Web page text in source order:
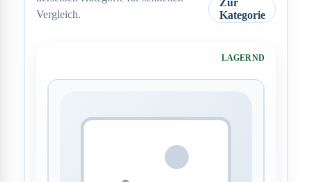
Vergleich.
Zur
Kategorie
LAGERND